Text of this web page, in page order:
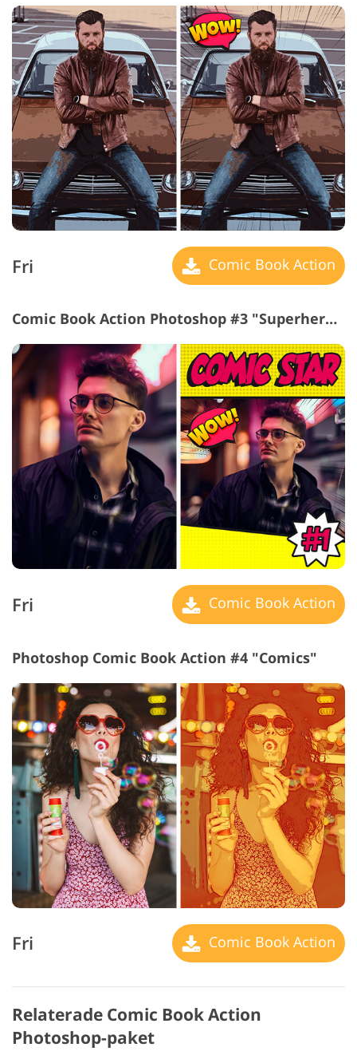
Fri Comic Book Action
Comic Book Action Photoshop #3 "Superhero League"
Fri Comic Book Action
Photoshop Comic Book Action #4 "Comics"
Fri Comic Book Action
Relaterade Comic Book Action
Photoshop-paket